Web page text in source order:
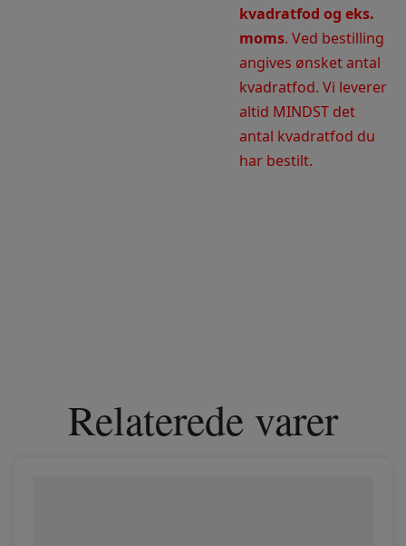
kvadratfod og eks.
moms. Ved bestilling
angives ønsket antal
kvadratfod. Vi leverer
altid MINDST det
antal kvadratfod du
har bestilt.
Relaterede varer